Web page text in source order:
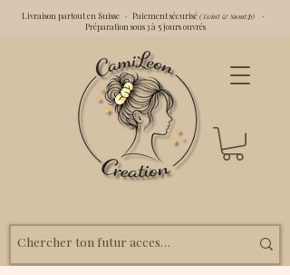
Livraison partout en Suisse · Paiement sécurisé(Twint & SumUp)
·
Préparation sous 3 à 5 jours ouvrés